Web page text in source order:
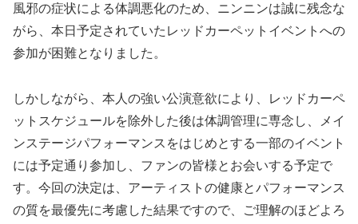
風邪の症状による体調悪化のため、ニンニンは誠に残念な
がら、本日予定されていたレッドカーペットイベントへの
参加が困難となりました。
しかしながら、本人の強い公演意欲により、レッドカーペ
ットスケジュールを除外した後は体調管理に専念し、メイ
ンステージパフォーマンスをはじめとする一部のイベント
には予定通り参加し、ファンの皆様とお会いする予定で
す。今回の決定は、アーティストの健康とパフォーマンス
の質を最優先に考慮した結果ですので、ご理解のほどよろ